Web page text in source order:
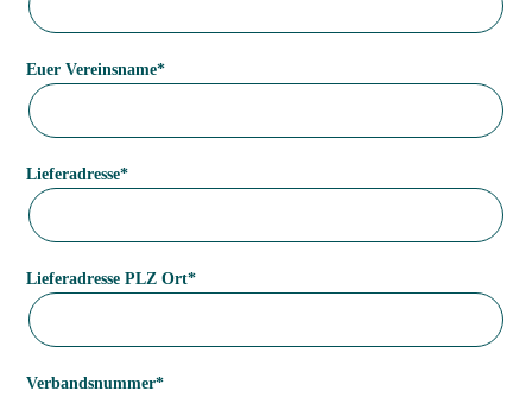
Pflichtfeld
Euer Vereinsname*
Pflichtfeld
Lieferadresse*
Pflichtfeld
Lieferadresse PLZ Ort*
Pflichtfeld
Verbandsnummer*